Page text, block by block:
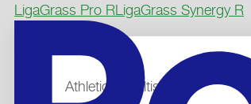
LigaGrass Pro RLigaGrass Synergy R
Athletics, Multisport